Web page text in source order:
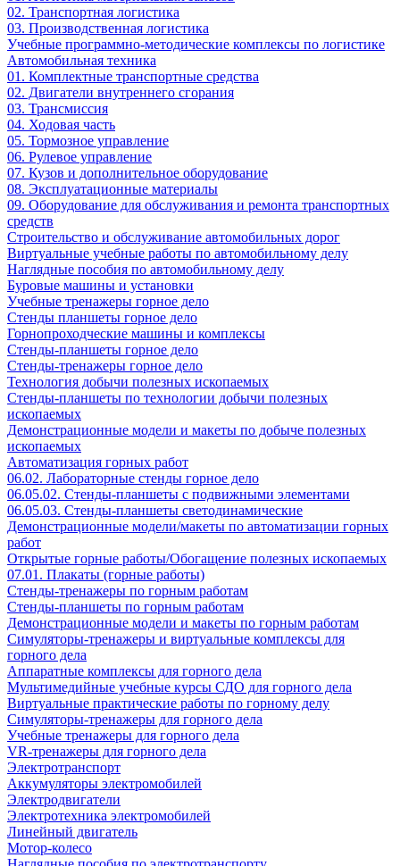
02. Транспортная логистика
03. Производственная логистика
Учебные программно-методические комплексы по логистике
Автомобильная техника
01. Комплектные транспортные средства
02. Двигатели внутреннего сгорания
03. Трансмиссия
04. Ходовая часть
05. Тормозное управление
06. Рулевое управление
07. Кузов и дополнительное оборудование
08. Эксплуатационные материалы
09. Оборудование для обслуживания и ремонта транспортных
средств
Строительство и обслуживание автомобильных дорог
Виртуальные учебные работы по автомобильному делу
Наглядные пособия по автомобильному делу
Буровые машины и установки
Учебные тренажеры горное дело
Стенды планшеты горное дело
Горнопроходческие машины и комплексы
Стенды-планшеты горное дело
Стенды-тренажеры горное дело
Технология добычи полезных ископаемых
Стенды-планшеты по технологии добычи полезных
ископаемых
Демонстрационные модели и макеты по добыче полезных
ископаемых
Автоматизация горных работ
06.02. Лабораторные стенды горное дело
06.05.02. Стенды-планшеты с подвижными элементами
06.05.03. Стенды-планшеты светодинамические
Демонстрационные модели/макеты по автоматизации горных
работ
Открытые горные работы/Обогащение полезных ископаемых
07.01. Плакаты (горные работы)
Стенды-тренажеры по горным работам
Стенды-планшеты по горным работам
Демонстрационные модели и макеты по горным работам
Симуляторы-тренажеры и виртуальные комплексы для
горного дела
Аппаратные комплексы для горного дела
Мультимедийные учебные курсы СДО для горного дела
Виртуальные практические работы по горному делу
Симуляторы-тренажеры для горного дела
Учебные тренажеры для горного дела
VR-тренажеры для горного дела
Электротранспорт
Аккумуляторы электромобилей
Электродвигатели
Электротехника электромобилей
Линейный двигатель
Мотор-колесо